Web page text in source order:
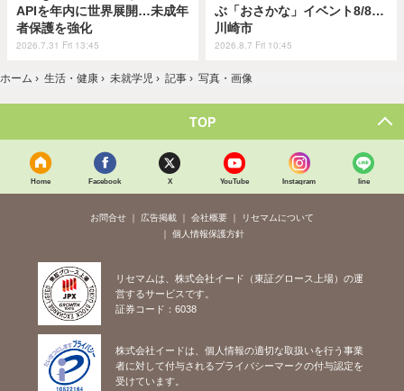
APIを年内に世界展開…未成年
者保護を強化
2026.7.31 Fri 13:45
ぶ「おさかな」イベント8/8…
川崎市
2026.8.7 Fri 10:45
ホーム › 生活・健康 › 未就学児 › 記事 › 写真・画像
TOP
Home Facebook X YouTube Instagram line
お問合せ 広告掲載 会社概要
リセマムについて
個人情報保護方針
リセマムは、株式会社イード（東証グロース上場）の運
営するサービスです。
証券コード：6038
株式会社イードは、個人情報の適切な取扱いを行う事業
者に対して付与されるプライバシーマークの付与認定を
受けています。